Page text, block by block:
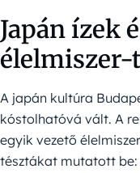
Japán ízek
élelmiszer-
A japán kultúra
kóstolhatóvá vált. A
egyik vezető
tésztákat mutatott